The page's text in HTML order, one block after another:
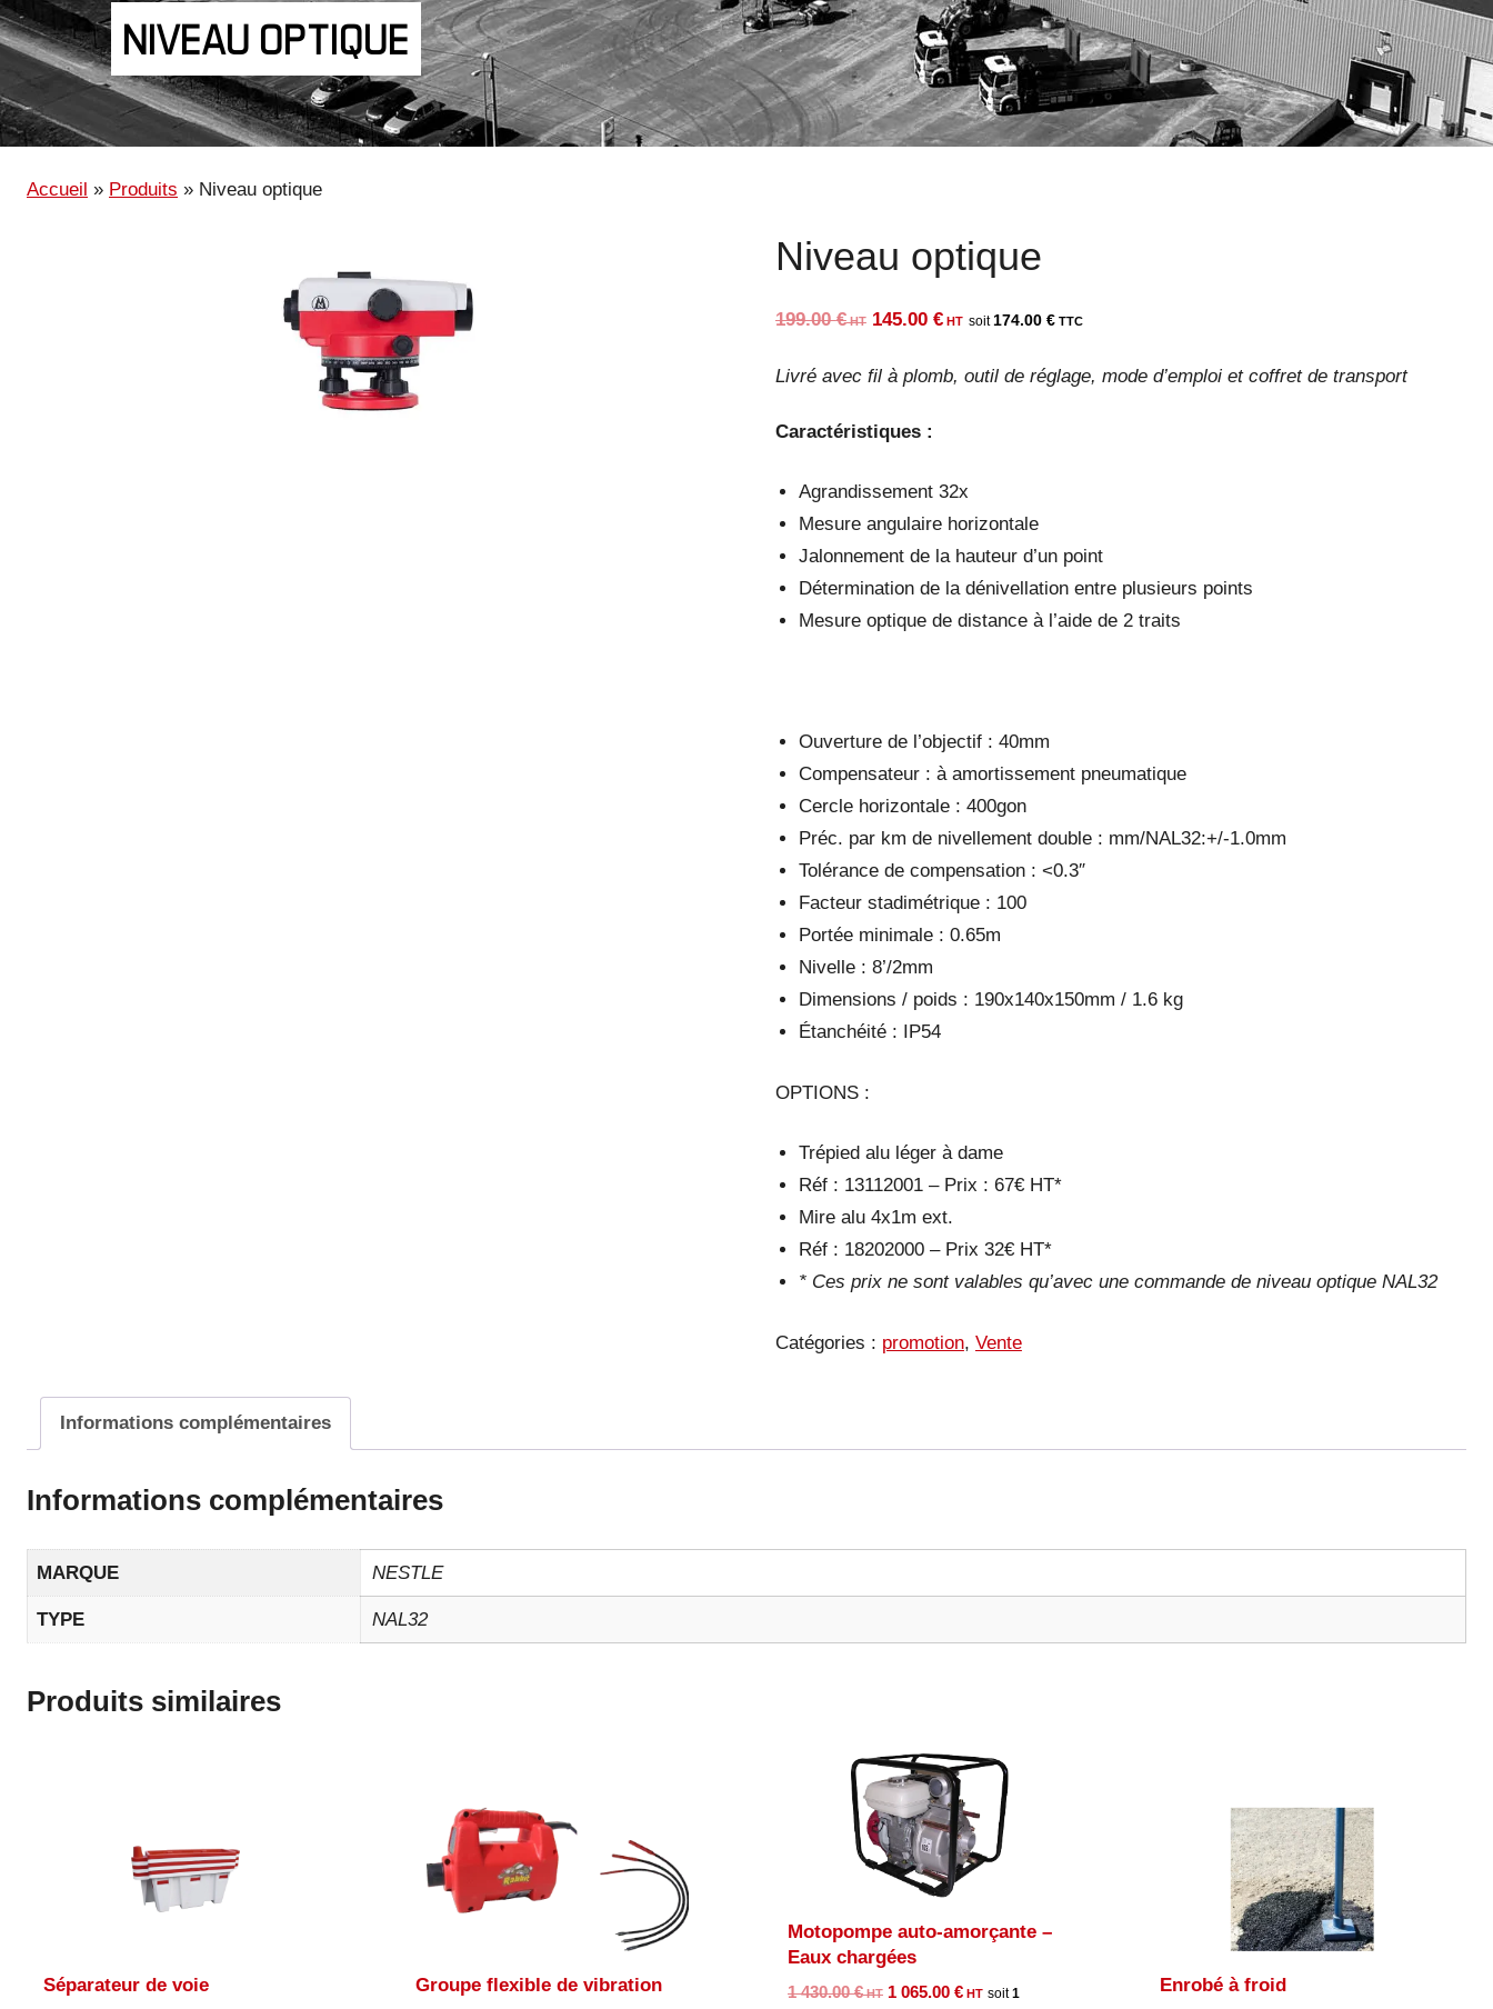
NIVEAU OPTIQUE
Accueil » Produits » Niveau optique
Niveau optique
199.00€
Le
initial
199.00 €.
145.00 €
Le
actuel
174.00 €
Livré avec fil à plomb, outil de réglage, mode d’emploi et coffret de transport
Caractéristiques :
Agrandissement 32x
Mesure angulaire horizontale
Jalonnement de la hauteur d’un point
Détermination de la dénivellation entre plusieurs points
Mesure optique de distance à l’aide de 2 traits
Ouverture de l’objectif : 40mm
Compensateur : à amortissement pneumatique
Cercle horizontale : 400gon
Préc. par km de nivellement double : mm/NAL32:+/-1.0mm
Tolérance de compensation : <0.3″
Facteur stadimétrique : 100
Portée minimale : 0.65m
Nivelle : 8’/2mm
Dimensions / poids : 190x140x150mm / 1.6 kg
Étanchéité : IP54
OPTIONS :
Trépied alu léger à dame
Réf : 13112001 – Prix : 67€ HT*
Mire alu 4x1m ext.
Réf : 18202000 – Prix 32€ HT*
* Ces prix ne sont valables qu’avec une commande de niveau optique NAL32
Catégories : promotion, Vente
Informations complémentaires
Informations complémentaires
MARQUE NESTLE
TYPE NAL32
Produits similaires
Séparateur de voie Groupe flexible de vibration
Motopompe auto-amorçante –
Eaux chargées
1 430.00€
Le
1 065.00 €
Le
1
Enrobé à froid